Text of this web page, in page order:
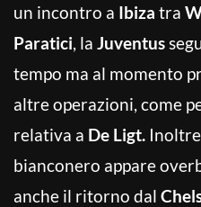
un incontro a Ibiza tra
Paratici, la Juventus
tempo ma al momento
altre operazioni, come
relativa a De Ligt.
bianconero appare
anche il ritorno dal